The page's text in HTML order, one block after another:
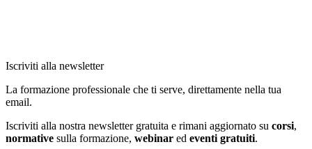
Iscriviti alla newsletter
La formazione professionale che ti serve, direttamente nella tua
email.
Iscriviti alla nostra newsletter gratuita e rimani aggiornato su corsi,
normative sulla formazione, webinar ed eventi gratuiti.